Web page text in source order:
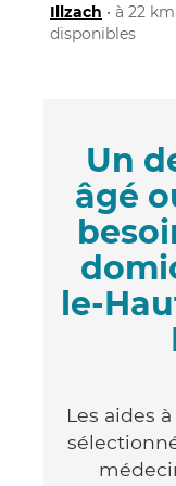
Illzach • à 22
disponibles
Un
âgé
le-
Les aides